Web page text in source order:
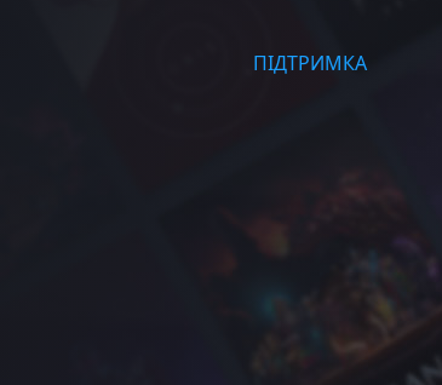
ПІДТРИМКА